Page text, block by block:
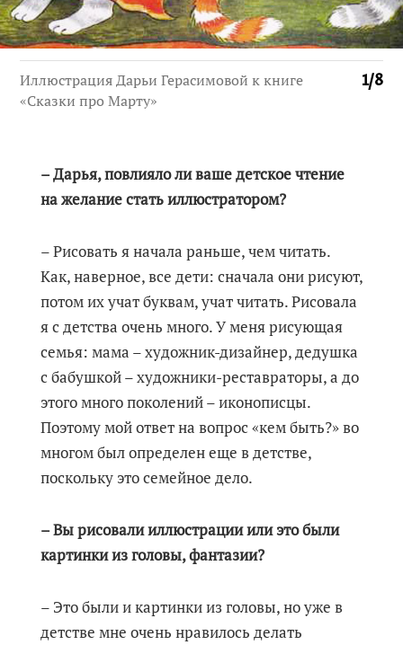
1/8
Иллюстрация Дарьи Герасимовой к книге
«Сказки про Марту»
– Дарья, повлияло ли ваше детское чтение
на желание стать иллюстратором?
– Рисовать я начала раньше, чем читать.
Как, наверное, все дети: сначала они рисуют,
потом их учат буквам, учат читать. Рисовала
я с детства очень много. У меня рисующая
семья: мама – художник-дизайнер, дедушка
с бабушкой – художники-реставраторы, а до
этого много поколений – иконописцы.
Поэтому мой ответ на вопрос «кем быть?» во
многом был определен еще в детстве,
поскольку это семейное дело.
– Вы рисовали иллюстрации или это были
картинки из головы, фантазии?
– Это были и картинки из головы, но уже в
детстве мне очень нравилось делать